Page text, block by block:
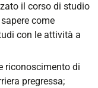
il corso di studio
come
con le attività a
riconoscimento di
pregressa;